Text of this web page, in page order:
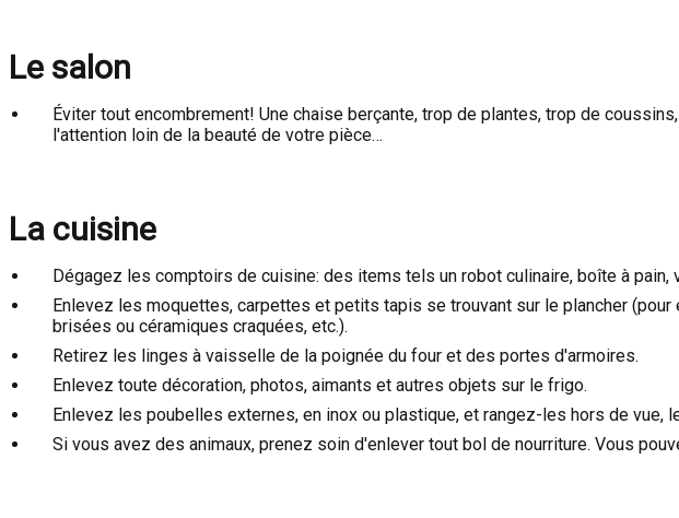
Le salon
Éviter tout encombrement! Une chaise berçante, trop de plantes, trop de
l'attention loin de la beauté de votre pièce…
La cuisine
Dégagez les comptoirs de cuisine: des items tels un robot culinaire, boîte à
Enlevez les moquettes, carpettes et petits tapis se trouvant sur le plancher
brisées ou céramiques craquées, etc.).
Retirez les linges à vaisselle de la poignée du four et des portes d'armoires.
Enlevez toute décoration, photos, aimants et autres objets sur le frigo.
Enlevez les poubelles externes, en inox ou plastique, et rangez-les hors de vue,
Si vous avez des animaux, prenez soin d'enlever tout bol de nourriture. Vous